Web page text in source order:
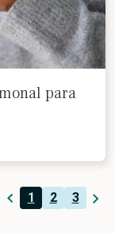
para
1 2 3